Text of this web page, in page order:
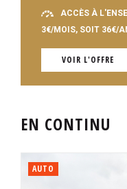
ACCÈS À
3€/MOIS, SOIT 36€/
VOIR L'OFFRE
EN CONTINU
AUTO